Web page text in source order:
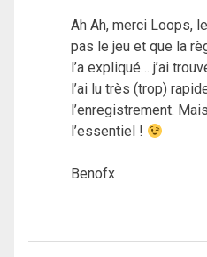
Ah Ah, merci Loops,
pas le jeu et que la
l’a expliqué… j’ai
l’ai lu très (trop)
l’enregistrement.
l’essentiel !
Benofx